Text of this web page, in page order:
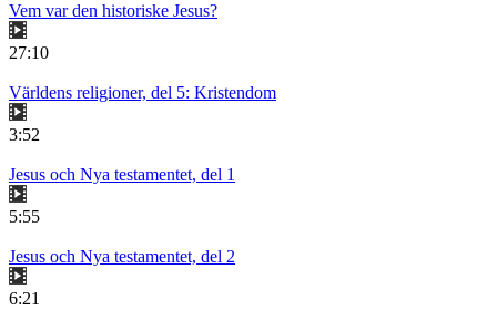
Vem var den historiske Jesus?
27:10
Världens religioner, del 5: Kristendom
3:52
Jesus och Nya testamentet, del 1
5:55
Jesus och Nya testamentet, del 2
6:21